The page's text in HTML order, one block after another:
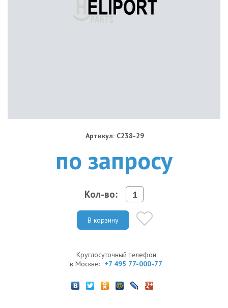
Артикул: C238-29
по запросу
Кол-во:
В корзину
Круглосуточный телефон
в Москве: +7 495 77-000-77